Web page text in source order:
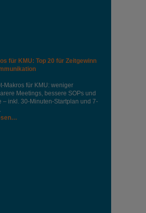
für KMU: Top 20 für Zeitgewinn
Makros für KMU: weniger
Meetings, bessere SOPs und
– inkl. 30-Minuten-Startplan und 7-